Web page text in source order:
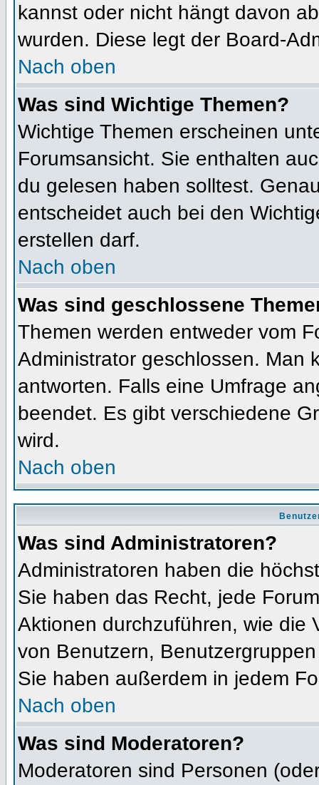
kannst oder nicht hängt davon
wurden. Diese legt der Board-
Nach oben
Was sind Wichtige Themen?
Wichtige Themen erscheinen
Forumsansicht. Sie enthalten
du gelesen haben solltest.
entscheidet auch bei den
erstellen darf.
Nach oben
Was sind geschlossene
Themen werden entweder vom
Administrator geschlossen. Man
antworten. Falls eine Umfrage
beendet. Es gibt verschiedene
wird.
Nach oben
Was sind Administratoren?
Administratoren haben die
Sie haben das Recht, jede
Aktionen durchzuführen, wie die
von Benutzern,
Sie haben außerdem in jedem
Nach oben
Was sind Moderatoren?
Moderatoren sind Personen